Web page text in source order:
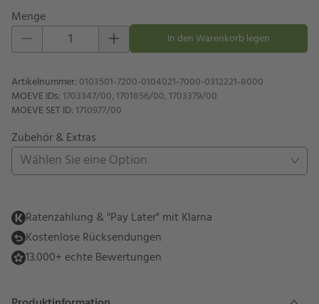
Menge
Eins hinzufügen Eins entfernenIn den Warenkorb legen
Artikelnummer: 0103501-7200-0104021-7000-0312221-8000
MOEVE IDs:1703347/00, 1701856/00, 1703379/00
MOEVE SET ID:1710977/00
Zubehör & Extras
Wählen Sie eine Option
Ratenzahlung & "Pay Later" mit Klarna
Kostenlose Rücksendungen
13.000+ echte Bewertungen